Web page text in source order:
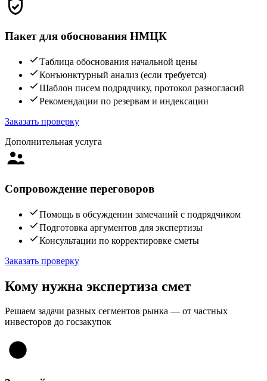
Пакет для обоснования НМЦК
Таблица обоснования начальной цены
Конъюнктурный анализ (если требуется)
Шаблон писем подрядчику, протокол разногласий
Рекомендации по резервам и индексации
Заказать проверку
Дополнительная услуга
Сопровождение переговоров
Помощь в обсуждении замечаний с подрядчиком
Подготовка аргументов для экспертизы
Консультации по корректировке сметы
Заказать проверку
Кому нужна экспертиза смет
Решаем задачи разных сегментов рынка — от частных
инвесторов до госзакупок